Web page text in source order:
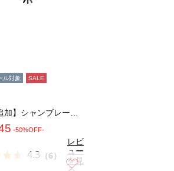
ル対象 SALE
-50%OFF-
4.3 （6）
レビ
ュー
を見お気に入り